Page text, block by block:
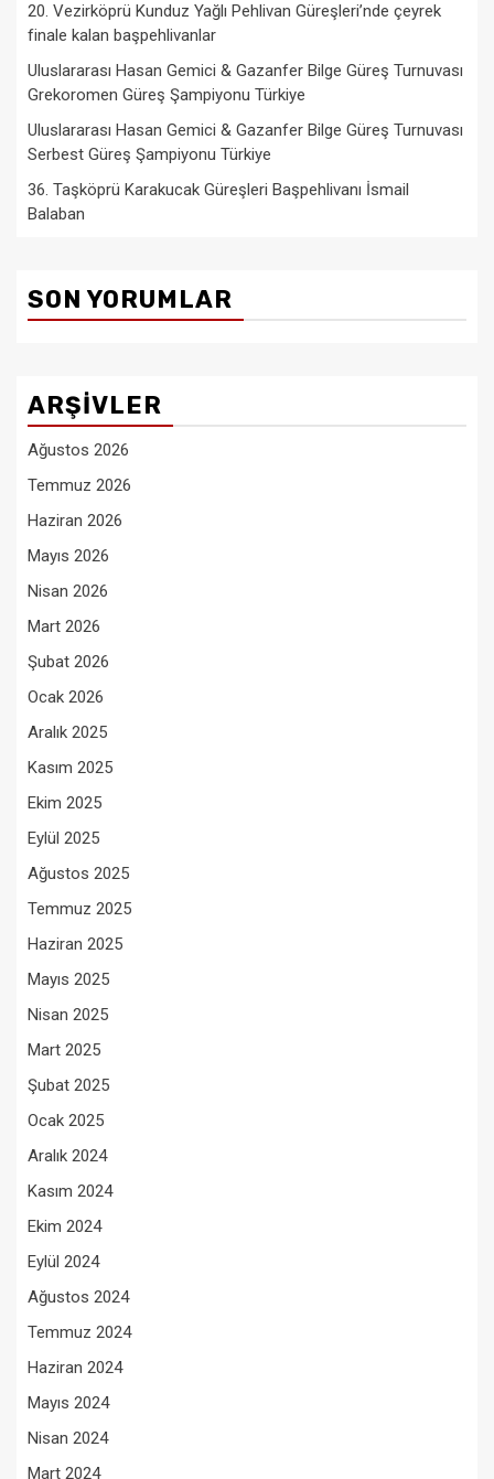
20. Vezirköprü Kunduz Yağlı Pehlivan Güreşleri’nde çeyrek
finale kalan başpehlivanlar
Uluslararası Hasan Gemici & Gazanfer Bilge Güreş Turnuvası
Grekoromen Güreş Şampiyonu Türkiye
Uluslararası Hasan Gemici & Gazanfer Bilge Güreş Turnuvası
Serbest Güreş Şampiyonu Türkiye
36. Taşköprü Karakucak Güreşleri Başpehlivanı İsmail
Balaban
SON YORUMLAR
ARŞIVLER
Ağustos 2026
Temmuz 2026
Haziran 2026
Mayıs 2026
Nisan 2026
Mart 2026
Şubat 2026
Ocak 2026
Aralık 2025
Kasım 2025
Ekim 2025
Eylül 2025
Ağustos 2025
Temmuz 2025
Haziran 2025
Mayıs 2025
Nisan 2025
Mart 2025
Şubat 2025
Ocak 2025
Aralık 2024
Kasım 2024
Ekim 2024
Eylül 2024
Ağustos 2024
Temmuz 2024
Haziran 2024
Mayıs 2024
Nisan 2024
Mart 2024